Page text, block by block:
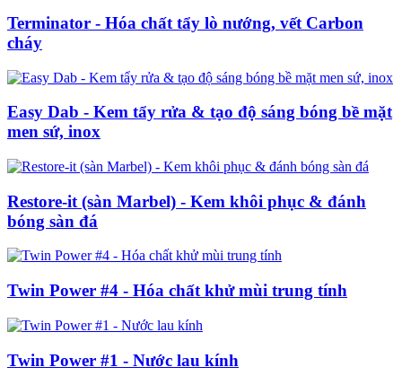
Terminator - Hóa chất tẩy lò nướng, vết Carbon
cháy
Easy Dab - Kem tẩy rửa & tạo độ sáng bóng bề mặt
men sứ, inox
Restore-it (sàn Marbel) - Kem khôi phục & đánh
bóng sàn đá
Twin Power #4 - Hóa chất khử mùi trung tính
Twin Power #1 - Nước lau kính